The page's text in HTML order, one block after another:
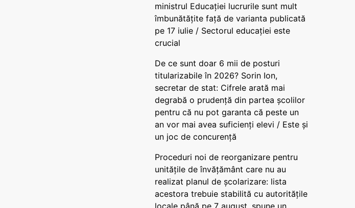
ministrul Educației lucrurile sunt mult
îmbunătățite față de varianta publicată
pe 17 iulie / Sectorul educației este
crucial
De ce sunt doar 6 mii de posturi
titularizabile în 2026? Sorin Ion,
secretar de stat: Cifrele arată mai
degrabă o prudență din partea școlilor
pentru că nu pot garanta că peste un
an vor mai avea suficienți elevi / Este și
un joc de concurență
Proceduri noi de reorganizare pentru
unitățile de învățământ care nu au
realizat planul de școlarizare: lista
acestora trebuie stabilită cu autoritățile
locale până pe 7 august, spune un